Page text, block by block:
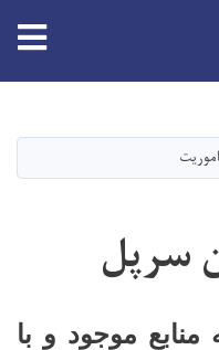
سرپل
منابع موجود و با